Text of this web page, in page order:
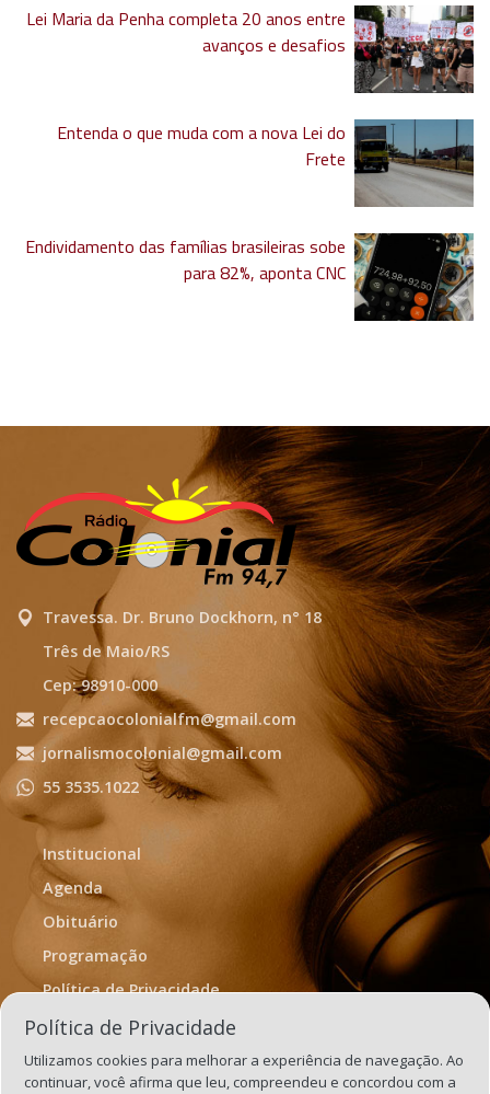
Lei Maria da Penha completa 20 anos entre
avanços e desafios
Entenda o que muda com a nova Lei do
Frete
Endividamento das famílias brasileiras sobe
para 82%, aponta CNC
Travessa. Dr. Bruno Dockhorn, n° 18
Três de Maio/RS
Cep: 98910-000
recepcaocolonialfm@gmail.com
jornalismocolonial@gmail.com
55 3535.1022
Institucional
Agenda
Obituário
Programação
Política de Privacidade
Termos de Uso
Política de Privacidade
Utilizamos cookies para melhorar a experiência de navegação. Ao
continuar, você afirma que leu, compreendeu e concordou com a